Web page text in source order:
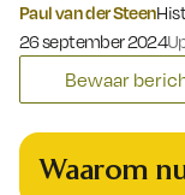
Paul van der Steen
Gepubliceerd op:
26 september 2024
Bewaar
Waarom